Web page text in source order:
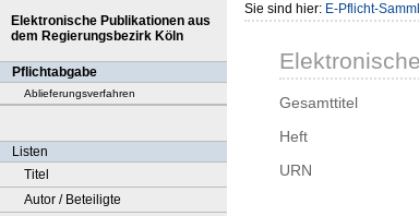
Elektronische Publikationen aus
dem Regierungsbezirk Köln
Pflichtabgabe
Ablieferungsverfahren
Listen
Titel
Autor / Beteiligte
Sie sind hier: E-Pflicht-
Gesamttitel
Heft
URN